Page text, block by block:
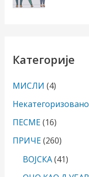
Категорије
МИСЛИ (4)
Некатегоризовано
ПЕСМЕ(16)
ПРИЧЕ(260)
ВОЈСКА(41)